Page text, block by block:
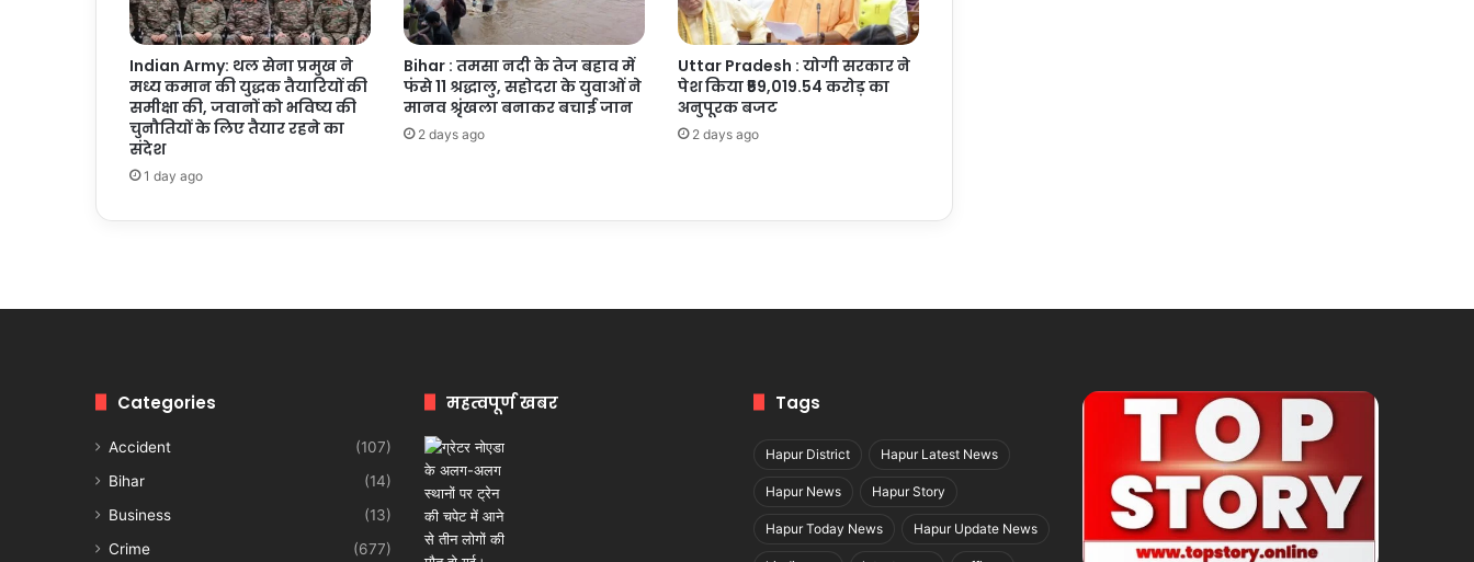
Indian Army: थल सेना प्रमुख ने
मध्य कमान की युद्धक तैयारियों की
समीक्षा की, जवानों को भविष्य की
चुनौतियों के लिए तैयार रहने का
संदेश
1 day ago
Bihar : तमसा नदी के तेज बहाव में
फंसे 11 श्रद्धालु, सहोदरा के युवाओं ने
मानव श्रृंखला बनाकर बचाई जान
2 days ago
Uttar Pradesh : योगी सरकार ने
पेश किया ₹59,019.54 करोड़ का
अनुपूरक बजट
2 days ago
Categories
Accident
(107)
Bihar
(14)
Business
(13)
Crime
(677)
महत्वपूर्ण खबर Tags
Hapur District Hapur Latest News
Hapur News Hapur Story
Hapur Today News Hapur Update News